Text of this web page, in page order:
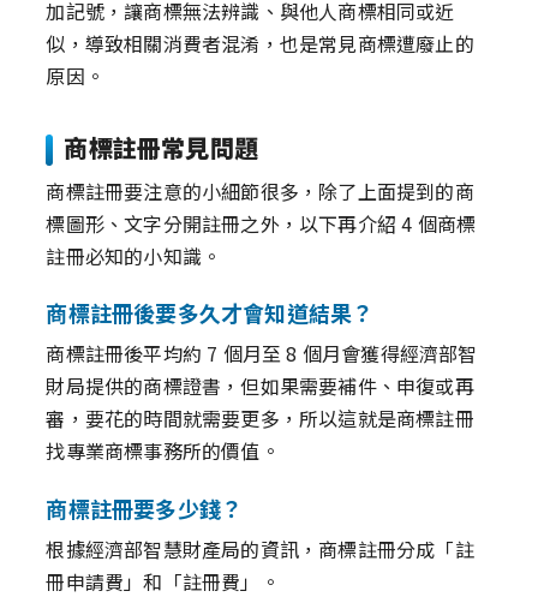
加記號，讓商標無法辨識、與他人商標相同或近
似，導致相關消費者混淆，也是常見商標遭廢止的
原因。
商標註冊常見問題
商標註冊要注意的小細節很多，除了上面提到的商
標圖形、文字分開註冊之外，以下再介紹 4 個商標
註冊必知的小知識。
商標註冊後要多久才會知道結果？
商標註冊後平均約 7 個月至 8 個月會獲得經濟部智
財局提供的商標證書，但如果需要補件、申復或再
審，要花的時間就需要更多，所以這就是商標註冊
找專業商標事務所的價值。
商標註冊要多少錢？
根據經濟部智慧財產局的資訊，商標註冊分成「註
冊申請費」和「註冊費」。